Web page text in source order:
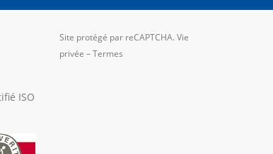
ISO
Site protégé par reCAPTCHA.Vie
privée –Termes